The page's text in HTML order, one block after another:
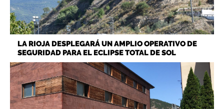
LA RIOJA DESPLEGARÁ UN AMPLIO OPERATIVO DE
SEGURIDAD PARA EL ECLIPSE TOTAL DE SOL